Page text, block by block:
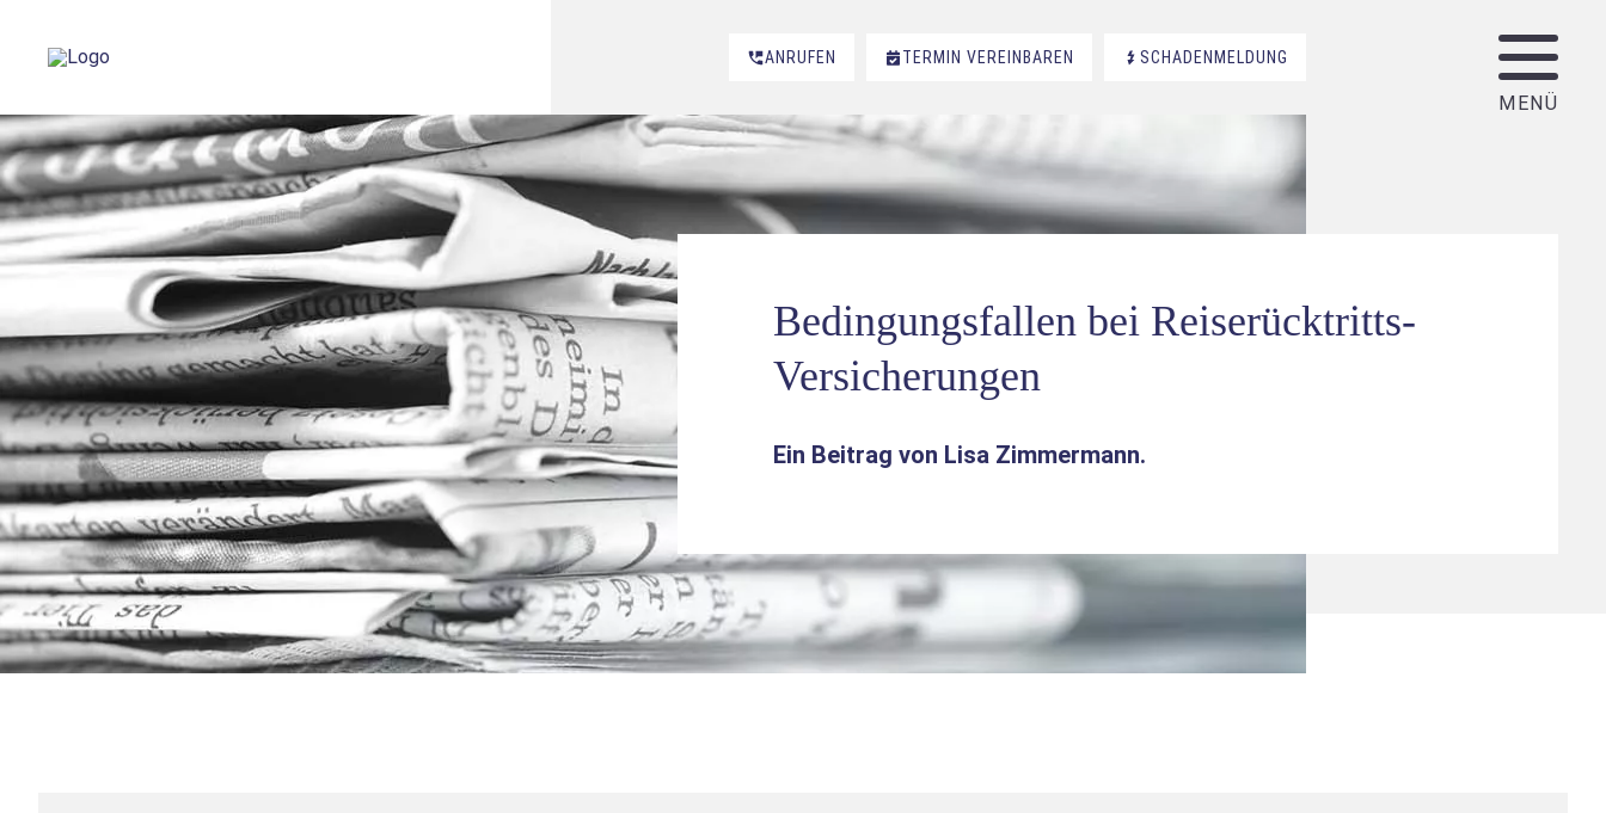
ANRUFEN TERMIN VEREINBAREN SCHADENMELDUNG
Bedingungsfallen bei Reiserücktritts-
Versicherungen
Ein Beitrag von Lisa Zimmermann.